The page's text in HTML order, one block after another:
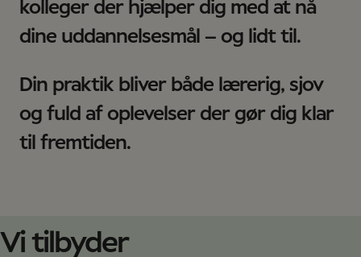
kolleger der hjælper dig med at nå
dine uddannelsesmål – og lidt til.
Din praktik bliver både lærerig, sjov
og fuld af oplevelser der gør dig klar
til fremtiden.
Vi tilbyder